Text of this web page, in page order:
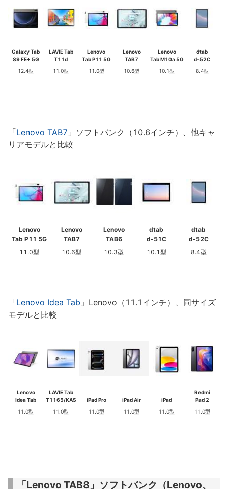
Galaxy Tab
S9 FE+ 5G
12.4型
LAVIE Tab
T11d
11.0型
Lenovo
Tab P11 5G
11.0型
Lenovo
TAB7
10.6型
Lenovo
Tab M10a 5G
10.1型
dtab
d-52C
8.4型
「Lenovo TAB7 」ソフトバンク（10.6インチ）、他キャ
リアモデルと比較
Lenovo
Tab P11 5G
11.0型
Lenovo
TAB7
10.6型
Lenovo
TAB6
10.3型
dtab
d-51C
10.1型
dtab
d-52C
8.4型
「Lenovo Idea Tab 」Lenovo（11.1インチ）、同サイズ
モデルと比較
Lenovo
Idea Tab
11.0型
LAVIE Tab
T1165/KAS
11.0型
iPad Pro
11.0型
iPad Air
11.0型
iPad
11.0型
Redmi
Pad 2
11.0型
「Lenovo TAB8」ソフトバンク（Lenovo、